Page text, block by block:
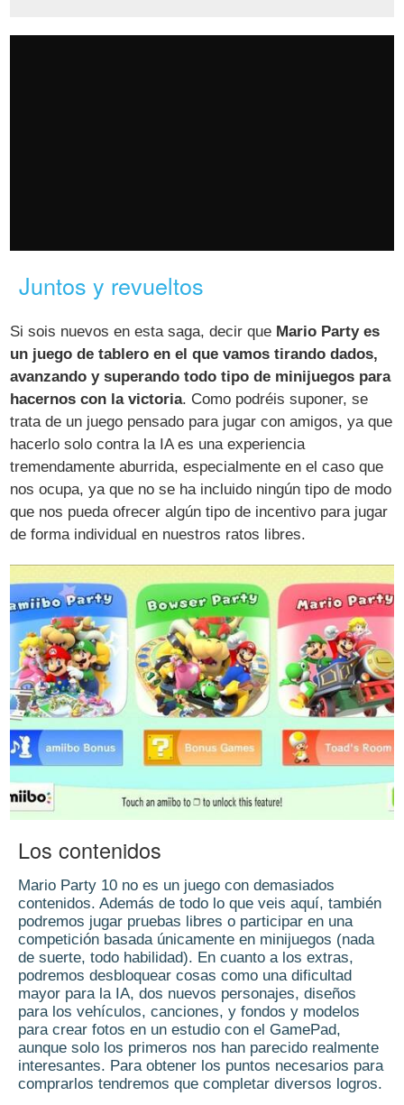
Juntos y revueltos
Si sois nuevos en esta saga, decir que Mario Party es
un juego de tablero en el que vamos tirando dados,
avanzando y superando todo tipo de minijuegos para
hacernos con la victoria. Como podréis suponer, se
trata de un juego pensado para jugar con amigos, ya que
hacerlo solo contra la IA es una experiencia
tremendamente aburrida, especialmente en el caso que
nos ocupa, ya que no se ha incluido ningún tipo de modo
que nos pueda ofrecer algún tipo de incentivo para jugar
de forma individual en nuestros ratos libres.
Los contenidos
Mario Party 10 no es un juego con demasiados
contenidos. Además de todo lo que veis aquí, también
podremos jugar pruebas libres o participar en una
competición basada únicamente en minijuegos (nada
de suerte, todo habilidad). En cuanto a los extras,
podremos desbloquear cosas como una dificultad
mayor para la IA, dos nuevos personajes, diseños
para los vehículos, canciones, y fondos y modelos
para crear fotos en un estudio con el GamePad,
aunque solo los primeros nos han parecido realmente
interesantes. Para obtener los puntos necesarios para
comprarlos tendremos que completar diversos logros.